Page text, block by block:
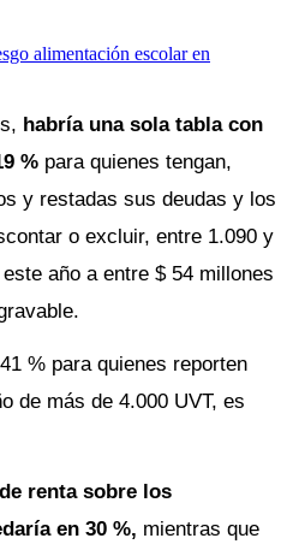
alimentación escolar en
habría una sola tabla con
% para quienes tengan,
y restadas sus deudas y los
o excluir, entre 1.090 y
año a entre $ 54 millones
% para quienes reporten
de más de 4.000 UVT, es
renta sobre los
en 30 %, mientras que